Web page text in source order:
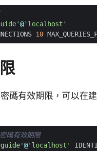
@'localhost'
10
碼有效期限，可以在
@'localhost'